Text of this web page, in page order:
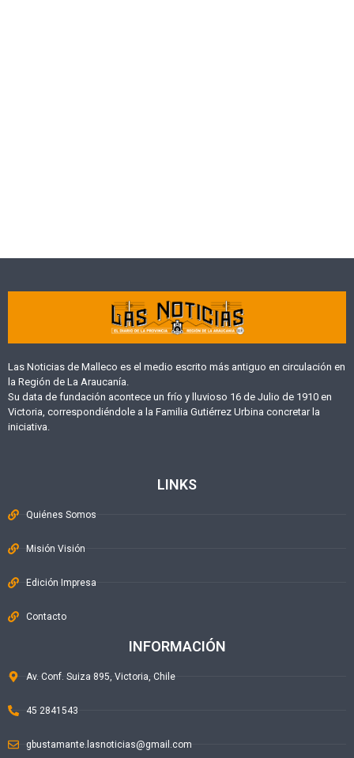
Las Noticias de Malleco es el medio escrito más antiguo en circulación en
la Región de La Araucanía.
Su data de fundación acontece un frío y lluvioso 16 de Julio de 1910 en
Victoria, correspondiéndole a la Familia Gutiérrez Urbina concretar la
iniciativa.
LINKS
Quiénes Somos
Misión Visión
Edición Impresa
Contacto
INFORMACIÓN
Av. Conf. Suiza 895, Victoria, Chile
45 2841543
gbustamante.lasnoticias@gmail.com